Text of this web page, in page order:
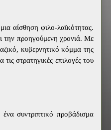
αίσθηση φιλο-λαϊκότητας.
την προηγούμενη χρονιά. Με
κυβερνητικό κόμμα της
στρατηγικές επιλογές του
συντριπτικό προβάδισμα